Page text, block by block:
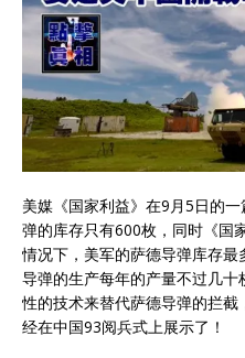
美媒《国家利益》在9月5日的
弹的库存只有600枚，同时《国
情况下，美军的萨德导弹库存
导弹的生产每年的产量不过几
性的技术来替代萨德导弹的拦
经在中国93阅兵式上展示了！